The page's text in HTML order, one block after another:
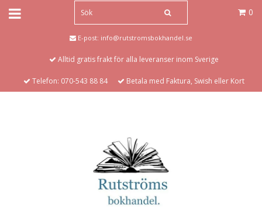
0
E-post: info@rutstromsbokhandel.se
Alltid gratis frakt för alla leveranser inom Sverige
Telefon: 070-543 88 84 Betala med Faktura, Swish eller Kort